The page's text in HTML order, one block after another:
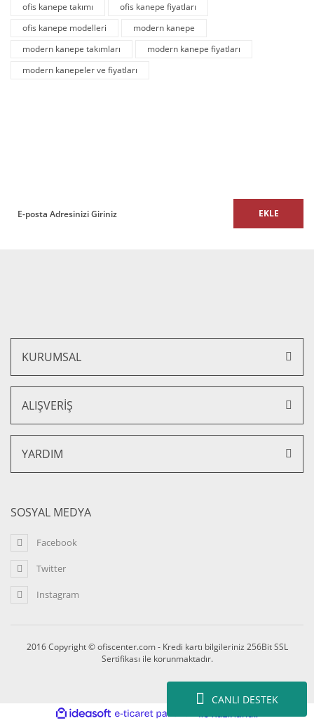
CANLI DESTEK
34.800,00 TL + KDV
31.320,00 TL + KDV
ofis kanepe takımı
ofis kanepe fiyatları
ofis kanepe modelleri
modern kanepe
modern kanepe takımları
modern kanepe fiyatları
modern kanepeler ve fiyatları
EKLE
KURUMSAL
ALIŞVERİŞ
YARDIM
SOSYAL MEDYA
Facebook
Twitter
Instagram
2016 Copyright © ofiscenter.com - Kredi kartı bilgileriniz 256Bit SSL
Sertifikası ile korunmaktadır.
ideasoft